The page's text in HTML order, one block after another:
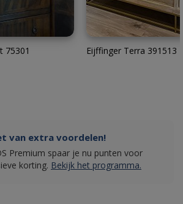
75301 Eijffinger Terra 391513
van extra voordelen!
Premium spaar je nu punten voor
korting. Bekijk het programma.